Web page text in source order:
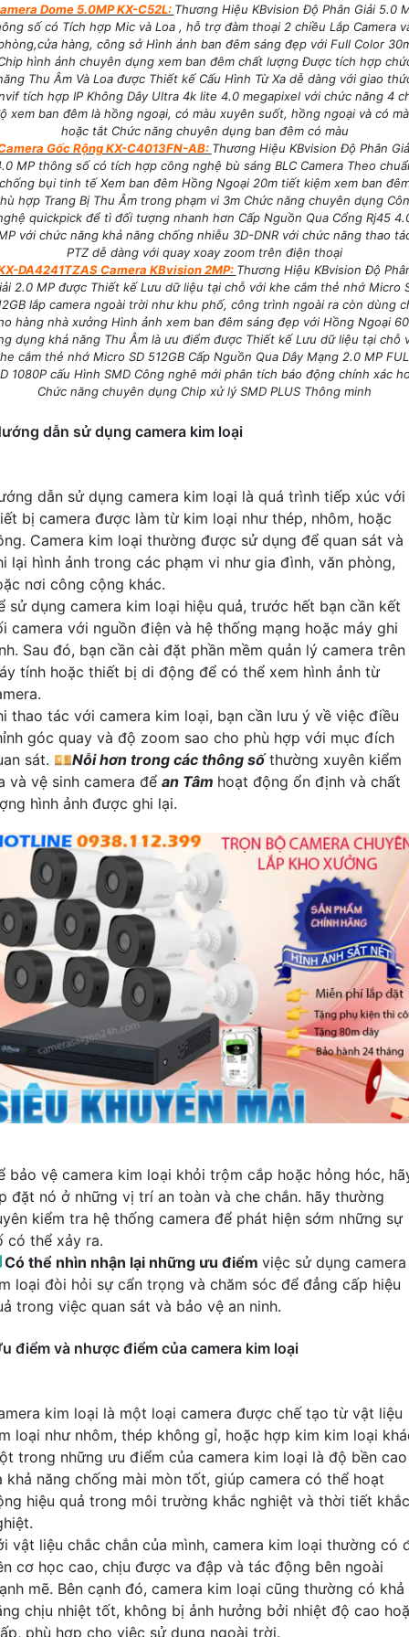
Dome 5.0MP KX-C52L: Thương Hiệu KBvision Độ Phân Giải 5.0
số có Tích hợp Mic và Loa , hỗ trợ đàm thoại 2 chiều Lắp Camera
hàng, công sở Hình ảnh ban đêm sáng đẹp với Full Color
hình ảnh chuyên dụng xem ban đêm chất lượng Được tích hợp
Thu Âm Và Loa được Thiết kế Cấu Hình Từ Xa dễ dàng với giao
tích hợp IP Không Dây Ultra 4k lite 4.0 megapixel với chức năng 4
xem ban đêm là hồng ngoại, có màu xuyên suốt, hồng ngoại và có
hoặc tắt Chức năng chuyên dụng ban đêm có màu
Gốc Rộng KX-C4013FN-AB: Thương Hiệu KBvision Độ Phân
MP thông số có tích hợp công nghệ bù sáng BLC Camera Theo
bụi tinh tế Xem ban đêm Hồng Ngoại 20m tiết kiệm xem ban
hợp Trang Bị Thu Âm trong phạm vi 3m Chức năng chuyên dụng
quickpick để tì đối tượng nhanh hơn Cấp Nguồn Qua Cổng Rj45
với chức năng khả năng chống nhiễu 3D-DNR với chức năng thao
PTZ dễ dàng với quay xoay zoom trên điện thoại
DA4241TZAS Camera KBvision 2MP: Thương Hiệu KBvision Độ
2.0 MP được Thiết kế Lưu dữ liệu tại chỗ với khe cắm thẻ nhớ Micro
lắp camera ngoài trời như khu phố, công trình ngoài ra còn dùng
hàng nhà xưởng Hình ảnh xem ban đêm sáng đẹp với Hồng Ngoại
dụng khả năng Thu Âm là ưu điểm được Thiết kế Lưu dữ liệu tại chỗ
cắm thẻ nhớ Micro SD 512GB Cấp Nguồn Qua Dây Mạng 2.0 MP
1080P cấu Hình SMD Công nghê mới phân tích báo động chính xác
Chức năng chuyên dụng Chip xử lý SMD PLUS Thông minh
dẫn sử dụng camera kim loại
dẫn sử dụng camera kim loại là quá trình tiếp xúc với
bị camera được làm từ kim loại như thép, nhôm, hoặc
Camera kim loại thường được sử dụng để quan sát và
lại hình ảnh trong các phạm vi như gia đình, văn phòng,
nơi công cộng khác.
sử dụng camera kim loại hiệu quả, trước hết bạn cần kết
camera với nguồn điện và hệ thống mạng hoặc máy ghi
Sau đó, bạn cần cài đặt phần mềm quản lý camera trên
tính hoặc thiết bị di động để có thể xem hình ảnh từ
thao tác với camera kim loại, bạn cần lưu ý về việc điều
góc quay và độ zoom sao cho phù hợp với mục đích
sát. 💴Nỗi hơn trong các thông sốthường xuyên kiểm
và vệ sinh camera để an Tâm hoạt động ổn định và chất
hình ảnh được ghi lại.
bảo vệ camera kim loại khỏi trộm cắp hoặc hỏng hóc,
đặt nó ở những vị trí an toàn và che chắn. hãy thường
kiểm tra hệ thống camera để phát hiện sớm những sự
có thể xảy ra.
Có thể nhìn nhận lại những ưu điểm việc sử dụng camera
loại đòi hỏi sự cẩn trọng và chăm sóc để đẳng cấp hiệu
trong việc quan sát và bảo vệ an ninh.
điểm và nhược điểm của camera kim loại
kim loại là một loại camera được chế tạo từ vật liệu
loại như nhôm, thép không gỉ, hoặc hợp kim kim loại
trong những ưu điểm của camera kim loại là độ bền cao
khả năng chống mài mòn tốt, giúp camera có thể hoạt
hiệu quả trong môi trường khắc nghiệt và thời tiết khắc
vật liệu chắc chắn của mình, camera kim loại thường có
cơ học cao, chịu được va đập và tác động bên ngoài
mẽ. Bên cạnh đó, camera kim loại cũng thường có khả
chịu nhiệt tốt, không bị ảnh hưởng bởi nhiệt độ cao
phù hợp cho việc sử dụng ngoài trời.